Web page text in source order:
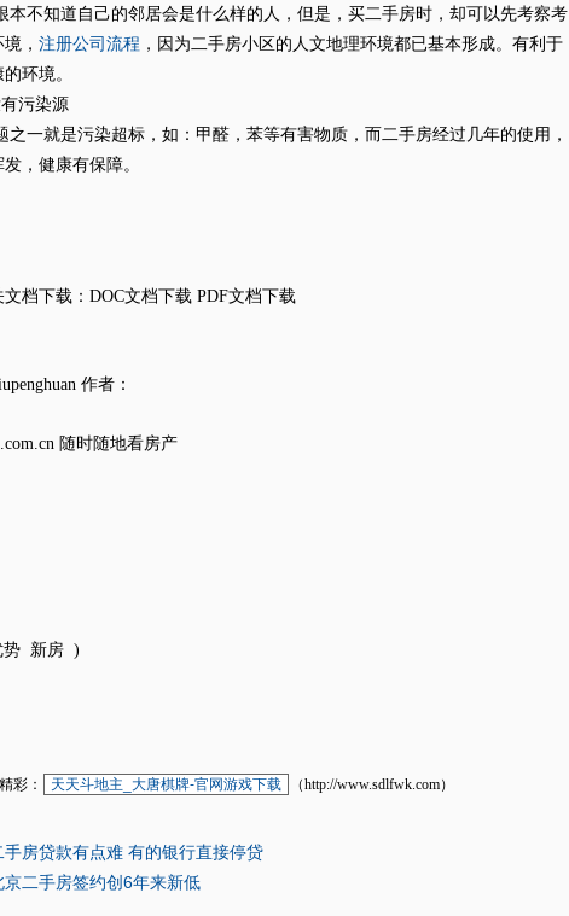
知道自己的邻居会是什么样的人，但是，买二手房时，却可以先考察考
， 注册公司流程 ，因为二手房小区的人文地理环境都已基本形成。有利于
环境。
污染源
就是污染超标，如：甲醛，苯等有害物质，而二手房经过几年的使用，
，健康有保障。
档下载：DOC文档下载 PDF文档下载
作者：
随时随地看房产
势 新房 )
彩： 天天斗地主_大唐棋牌-官网游戏下载 （http://www.sdlfwk.com）
房贷款有点难 有的银行直接停贷
京二手房签约创6年来新低